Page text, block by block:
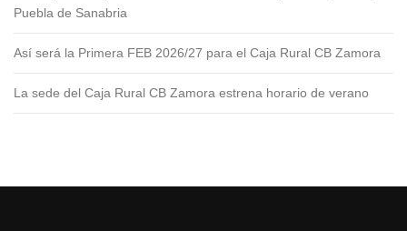
Puebla de Sanabria
Así será la Primera FEB 2026/27 para el Caja Rural CB Zamora
La sede del Caja Rural CB Zamora estrena horario de verano